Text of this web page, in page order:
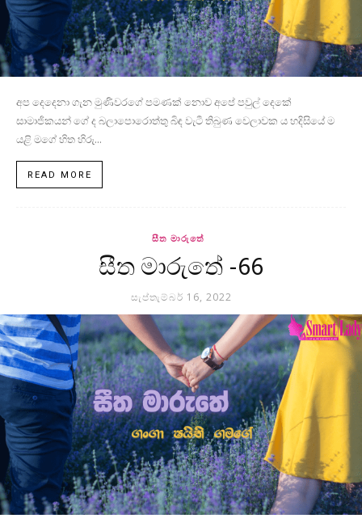
අප දෙදෙනා ගැන මුණිවරගේ පමණක් නොව අපේ පවුල් දෙකේ
සාමාජිකයන් ගේ ද බලාපොරොත්තු බිඳ වැටී තිබුණ වෙලාවක ය හදිසියේ ම
යළි මගේ හිත හිරු...
READ MORE
සීත මාරුතේ
සීත මාරුතේ -66
සැප්තැම්බර් 16, 2022